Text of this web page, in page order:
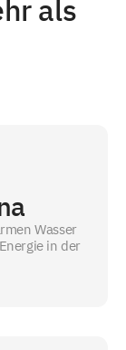
als
Wasser
in der